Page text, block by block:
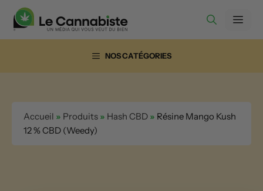
Aller
contenu
NOS CATÉGORIES
Accueil » Produits » Hash CBD » Résine Mango Kush
12 % CBD (Weedy)